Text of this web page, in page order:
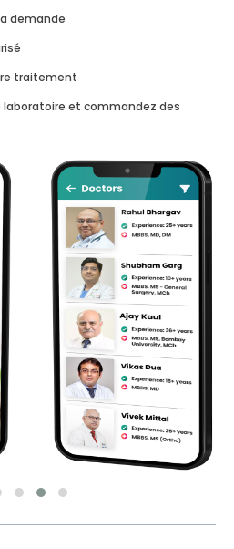
demande
traitement
laboratoire et commandez des